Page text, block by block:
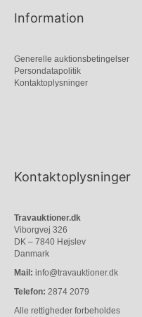
Information
Generelle auktionsbetingelser
Persondatapolitik
Kontaktoplysninger
Kontaktoplysninger
Travauktioner.dk
Viborgvej 326
DK – 7840 Højslev
Danmark
Mail: info@travauktioner.dk
Telefon: 2874 2079
Alle rettigheder forbeholdes